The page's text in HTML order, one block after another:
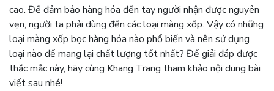
cao. Để đảm bảo hàng hóa đến tay người nhận được nguyên
vẹn, người ta phải dùng đến các loại màng xốp. Vậy có những
loại màng xốp bọc hàng hóa nào phổ biến và nên sử dụng
loại nào để mang lại chất lượng tốt nhất? Để giải đáp được
thắc mắc này, hãy cùng Khang Trang tham khảo nội dung bài
viết sau nhé!